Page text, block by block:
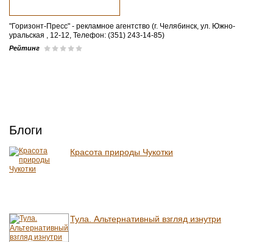
"Горизонт-Пресс" - рекламное агентство (г. Челябинск, ул. Южно-
уральская , 12-12, Телефон: (351) 243-14-85)
Рейтинг
Блоги
Красота природы Чукотки
Тула. Альтернативный взгляд изнутри